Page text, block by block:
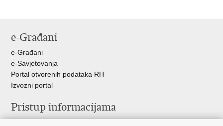
e-Građani
e-Građani
e-Savjetovanja
Portal otvorenih podataka RH
Izvozni portal
Pristup informacijama